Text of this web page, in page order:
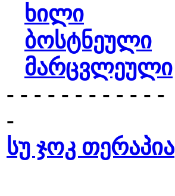
ხილი
ბოსტნეული
მარცვლეული
- - - - - - - - - - - -
-
სუ ჯოკ თერაპია